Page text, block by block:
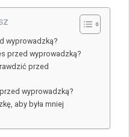
wyprowadzką?
przed wyprowadzką?
przed
wyprowadzką?
aby była mniej